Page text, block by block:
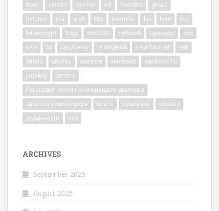
bash
centos docker ed freertos
gitlab
hetzner
ipa ipv6 k8s keenetic kis kvm
led
letsencrypt
linux msp430 network openvpn
osx
os x
qt raspberry rc модели smart house
ssh
stm32
ubuntu vsemoe windows
windows 10
yubikey
zimbra
Рассказки почти начинающего джипера
записки коммандера
книга машинки
облака
странности
уаз
ARCHIVES
September 2025
August 2025